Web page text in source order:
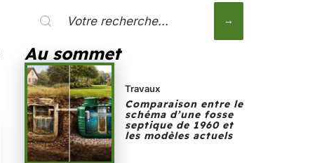
Au sommet
Travaux
Comparaison entre le
schéma d’une fosse
septique de 1960 et
les modèles actuels